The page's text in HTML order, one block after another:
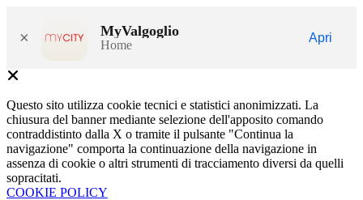
× MyValgoglio
Home
Apri
Questo sito utilizza cookie tecnici e statistici anonimizzati. La
chiusura del banner mediante selezione dell'apposito comando
contraddistinto dalla X o tramite il pulsante "Continua la
navigazione" comporta la continuazione della navigazione in
assenza di cookie o altri strumenti di tracciamento diversi da quelli
sopracitati.
COOKIE POLICY